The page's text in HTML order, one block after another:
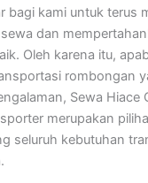
bagi kami untuk terus
dan
Oleh karena itu,
rombongan
Sewa Hiace
merupakan
seluruh kebutuhan